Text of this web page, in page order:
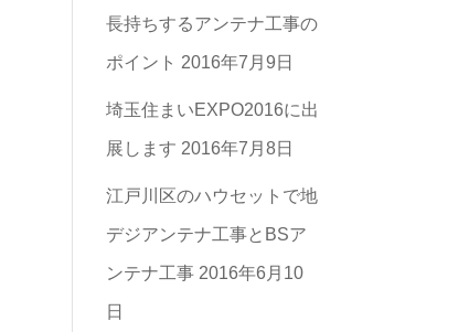
長持ちするアンテナ工事の
ポイント 2016年7月9日
埼玉住まいEXPO2016に出
展します 2016年7月8日
江戸川区のハウセットで地
デジアンテナ工事とBSア
ンテナ工事 2016年6月10
日